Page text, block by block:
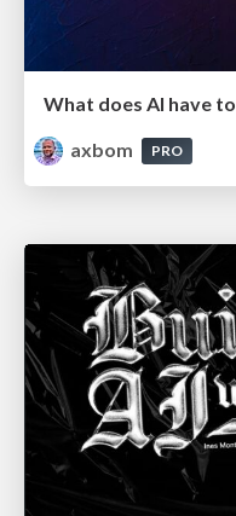
What does AI have
axbom
PRO